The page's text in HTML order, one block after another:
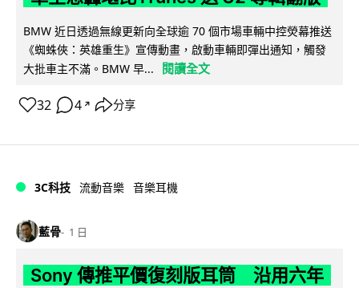
BMW 近日透過無線更新向全球逾 70 個市場車輛中控熒幕推送
《蜘蛛俠：英雄重生》宣傳動畫，啟動車輛即彈出通知，觸發
大批車主不滿。BMW 早...
閱讀全文
32 4 ↗ 分享
3C科技 流動音樂 音樂耳機
藍骨 1 日
Sony 傳推平價復刻版耳筒 沿用六年